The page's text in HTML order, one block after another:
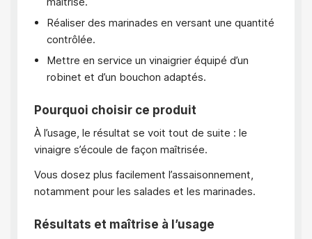
Réaliser des marinades en versant une quantité
contrôlée.
Mettre en service un vinaigrier équipé d’un
robinet et d’un bouchon adaptés.
Pourquoi choisir ce produit
À l’usage, le résultat se voit tout de suite : le
vinaigre s’écoule de façon maîtrisée.
Vous dosez plus facilement l’assaisonnement,
notamment pour les salades et les marinades.
Résultats et maîtrise à l’usage